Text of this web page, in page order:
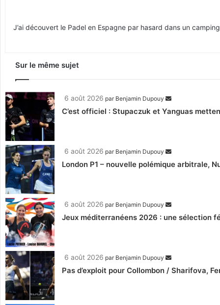
J’ai découvert le Padel en Espagne par hasard dans un
Sur le même sujet
6 août 2026 par Benjamin Dupouy
C’est officiel : Stupaczuk et Yanguas
6 août 2026 par Benjamin Dupouy
London P1 – nouvelle polémique arbitrale,
6 août 2026 par Benjamin Dupouy
Jeux méditerranéens 2026 : une sélection
6 août 2026 par Benjamin Dupouy
Pas d’exploit pour Collombon / Sharifova,